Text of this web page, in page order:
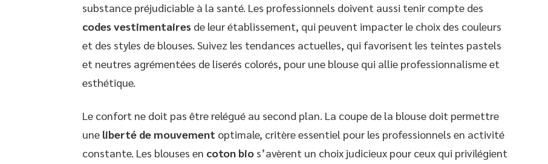
substance préjudiciable à la santé. Les professionnels doivent aussi tenir compte des
codes vestimentaires de leur établissement, qui peuvent impacter le choix des couleurs
et des styles de blouses. Suivez les tendances actuelles, qui favorisent les teintes pastels
et neutres agrémentées de liserés colorés, pour une blouse qui allie professionnalisme et
esthétique.
Le confort ne doit pas être relégué au second plan. La coupe de la blouse doit permettre
une liberté de mouvement optimale, critère essentiel pour les professionnels en activité
constante. Les blouses en coton bio s’avèrent un choix judicieux pour ceux qui privilégient